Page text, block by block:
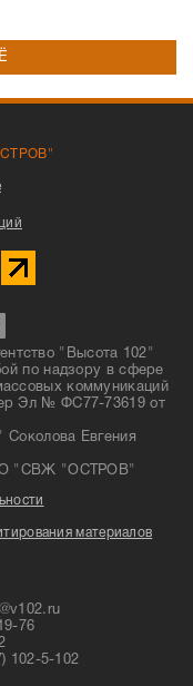
"Высота 102"
по надзору в сфере
коммуникаций
Эл № ФС77-73619 от
Соколова Евгения
"СВЖ "ОСТРОВ"
материалов
76
102-5-102